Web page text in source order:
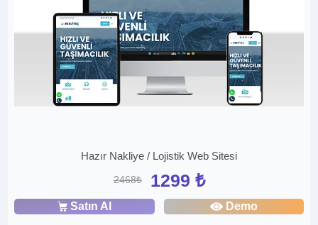
Hazır Nakliye / Lojistik Web Sitesi
2468₺ 1299 ₺
Satın Al Demo